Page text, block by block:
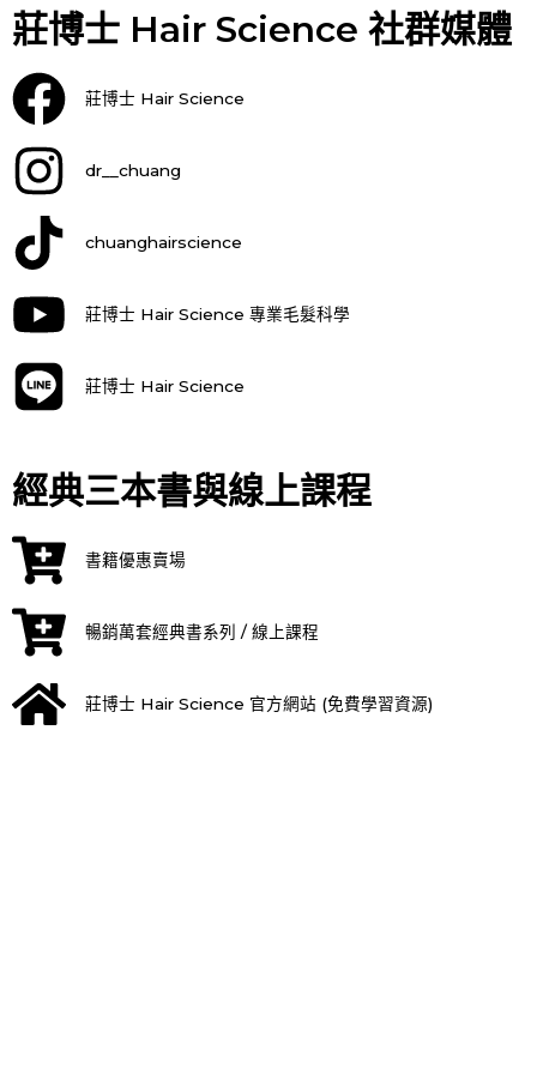
莊博士 Hair Science 社群媒體
莊博士 Hair Science
dr__chuang
chuanghairscience
莊博士 Hair Science 專業毛髮科學
莊博士 Hair Science
經典三本書與線上課程
書籍優惠賣場
暢銷萬套經典書系列 / 線上課程
莊博士 Hair Science 官方網站 (免費學習資源)